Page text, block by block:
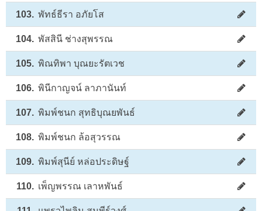
103. พัทธ์ธีรา อภัยโส
104. พัสสินี ช่างสุพรรณ
105. พิณทิพา บุณยะรัตเวช
106. พินีกาญจน์ ลาภานันท์
107. พิมพ์ชนก สุทธิบุณยพันธ์
108. พิมพ์ชนก ล้อสุวรรณ
109. พิมพ์สุนีย์ หล่อประดิษฐ์
110. เพ็ญพรรณ เลาหพันธ์